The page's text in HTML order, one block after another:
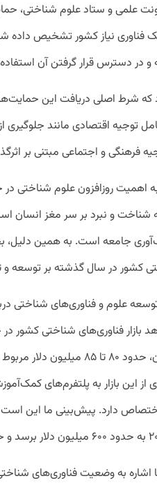
علمی و ستاد علوم شناختی،
فناوری نیاز کشور تشخیص داده
و در دسترس قرار گرفتن آن
که شرط اصلی دریافت این
توجیه اقتصادی مانند جلوگیری
فرهنگی و اجتماعی مبتنی بر
به اهمیت روزافزون علوم
شناخت و نبرد بر سر مغز انسان
جامعه است. به همین
کشور در سال گذشته بر توسعه و
علوم و فناوری‌های شناختی
از این میزان، حدود ۸۰
این بازار به پلتفرم‌های
دارد. پیش‌بینی ما این است